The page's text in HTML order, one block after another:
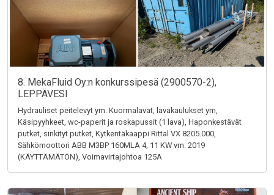
8. MekaFluid Oy:n konkurssipesä (2900570-2),
LEPPÄVESI
Hydrauliset peitelevyt ym. Kuormalavat, lavakaulukset ym,
Käsipyyhkeet, wc-paperit ja roskapussit (1 lava), Haponkestävät
putket, sinkityt putket, Kytkentäkaappi Rittal VX 8205.000,
Sähkömoottori ABB M3BP 160MLA 4, 11 KW vm. 2019
(KÄYTTÄMÄTÖN), Voimavirtajohtoa 125A